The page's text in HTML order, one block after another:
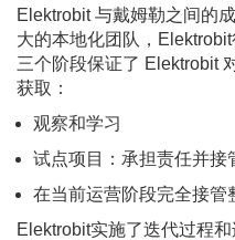
Elektrobit 与戴姆勒之间的
大的本地化团队，
三个阶段保证了 Elektrobit
获取：
观察和学习
试点项目：承担责任并接
在当前运营阶段完全接管
Elektrobit实施了迭代过程和